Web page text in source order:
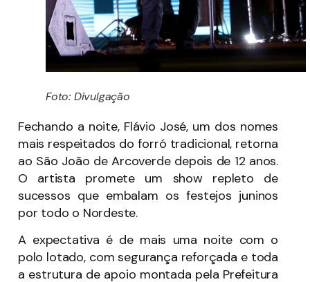
Foto: Divulgação
Fechando a noite, Flávio José, um dos nomes
mais respeitados do forró tradicional, retorna
ao São João de Arcoverde depois de 12 anos.
O artista promete um show repleto de
sucessos que embalam os festejos juninos
por todo o Nordeste.
A expectativa é de mais uma noite com o
polo lotado, com segurança reforçada e toda
a estrutura de apoio montada pela Prefeitura